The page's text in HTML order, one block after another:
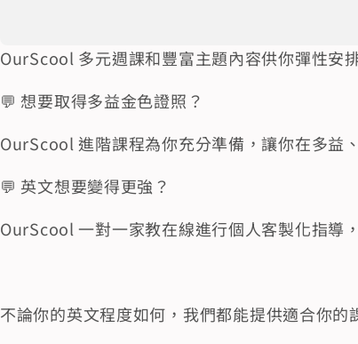
OurScool 多元週課和豐富主題內容供你彈性安
💬 想要取得多益金色證照？
OurScool 進階課程為你充分準備，讓你在多益
💬 英文想要變得更強？
OurScool 一對一家教在線進行個人客製化指導
不論你的英文程度如何，我們都能提供適合你的